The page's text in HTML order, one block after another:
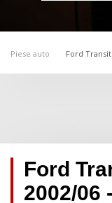
Piese auto Ford
Ford
2002/06